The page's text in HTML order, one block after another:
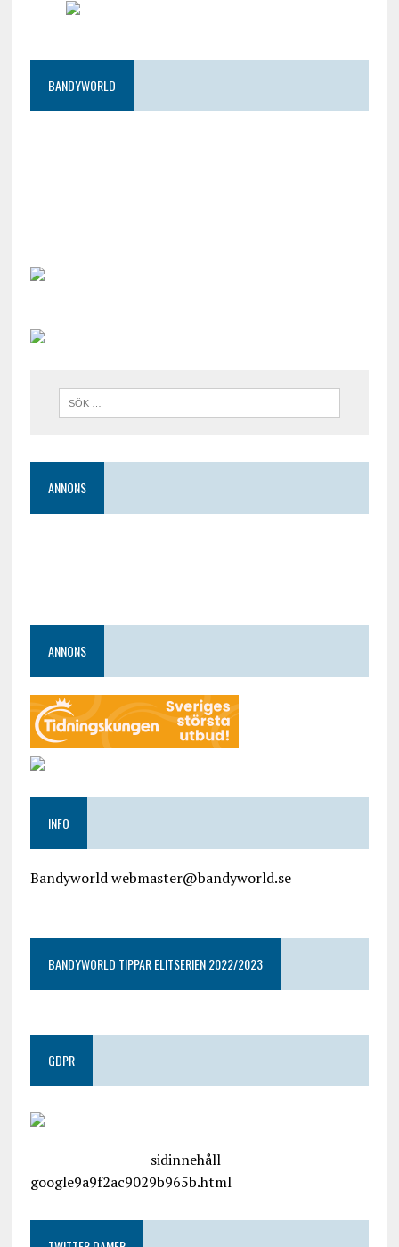
BANDYWORLD
ANNONS
ANNONS
INFO
Bandyworld webmaster@bandyworld.se
BANDYWORLD TIPPAR ELITSERIEN 2022/2023
GDPR
sidinnehåll
google9a9f2ac9029b965b.html